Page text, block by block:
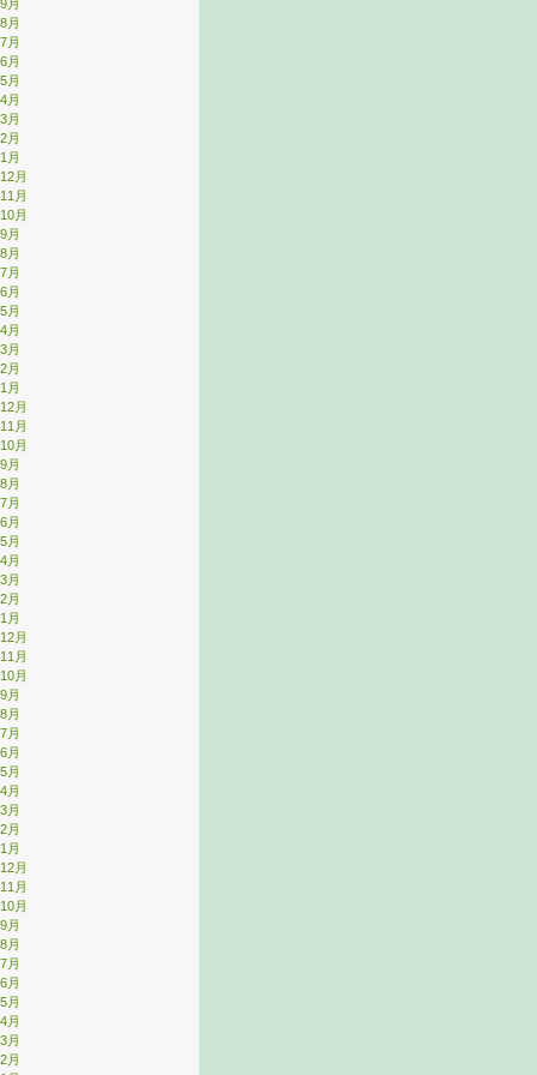
月
月
月
月
月
月
月
月
月
月
月
月
月
月
月
月
月
月
月
月
月
月
月
月
月
月
月
月
月
月
月
月
月
月
月
月
月
月
月
月
月
月
月
月
月
月
月
月
月
月
月
月
月
月
月
月